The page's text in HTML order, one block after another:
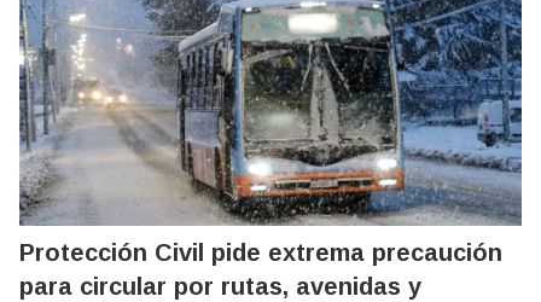
Protección Civil pide extrema precaución
para circular por rutas, avenidas y